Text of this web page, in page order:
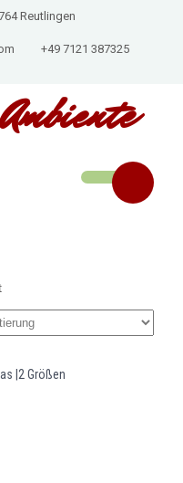
Reutlingen
+49 7121 387325
|2 Größen